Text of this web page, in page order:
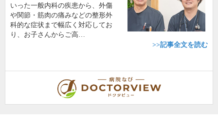
いった一般内科の疾患から、外傷
や関節・筋肉の痛みなどの整形外
科的な症状まで幅広く対応してお
り、お子さんからご高…
>>記事全文を読む